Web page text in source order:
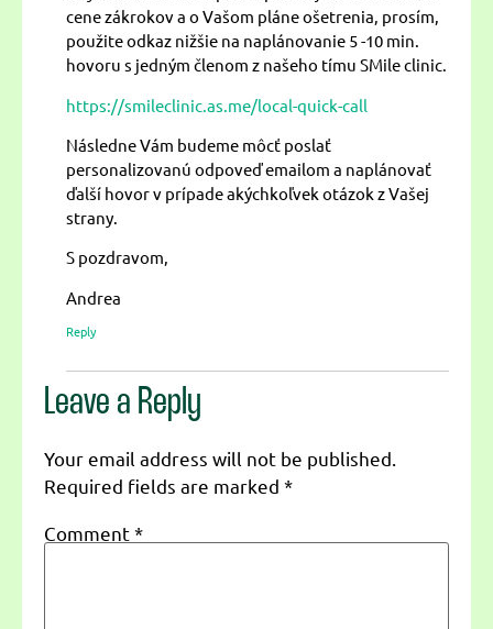
cene zákrokov a o Vašom pláne ošetrenia, prosím,
použite odkaz nižšie na naplánovanie 5 -10 min.
hovoru s jedným členom z našeho tímu SMile clinic.
https://smileclinic.as.me/local-quick-call
Následne Vám budeme môcť poslať
personalizovanú odpoveď emailom a naplánovať
ďalší hovor v prípade akýchkoľvek otázok z Vašej
strany.
S pozdravom,
Andrea
Reply
Leave a Reply
Your email address will not be published.
Required fields are marked *
Comment*